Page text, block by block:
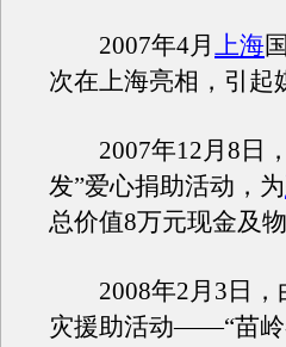
2007年4月 上海
次在上海亮相，引起
2007年12月8日，
发”爱心捐助活动，为
总价值8万元现金及物
2008年2月3日，
灾援助活动——“苗岭